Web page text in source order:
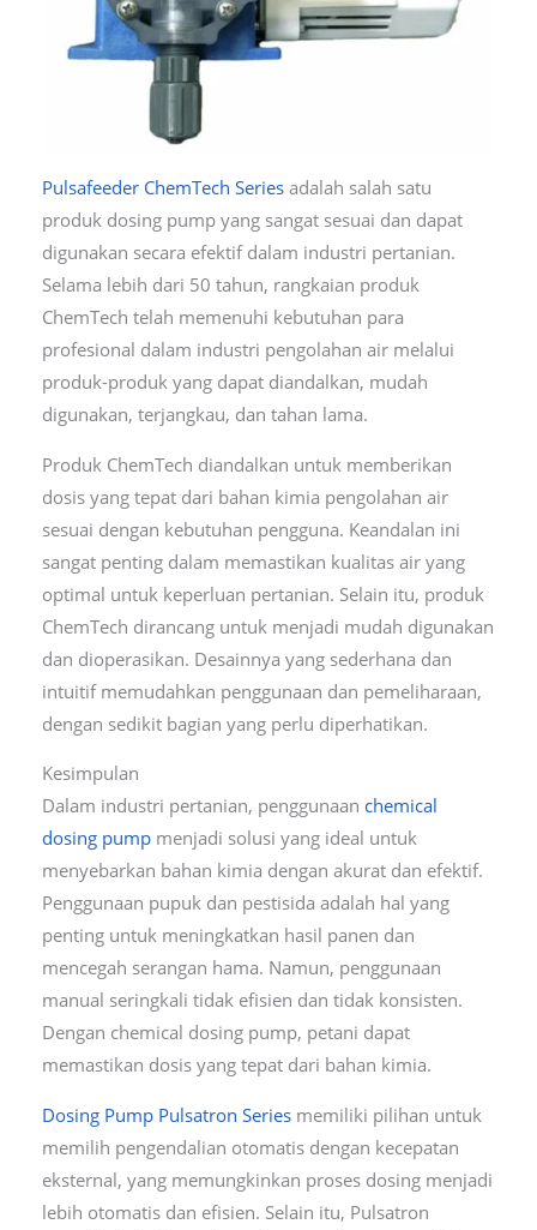
Pulsafeeder ChemTech Seriesadalah salah satu
produk dosing pump yang sangat sesuai dan dapat
digunakan secara efektif dalam industri pertanian.
Selama lebih dari 50 tahun, rangkaian produk
ChemTech telah memenuhi kebutuhan para
profesional dalam industri pengolahan air melalui
produk-produk yang dapat diandalkan, mudah
digunakan, terjangkau, dan tahan lama.
Produk ChemTech diandalkan untuk memberikan
dosis yang tepat dari bahan kimia pengolahan air
sesuai dengan kebutuhan pengguna. Keandalan ini
sangat penting dalam memastikan kualitas air yang
optimal untuk keperluan pertanian. Selain itu, produk
ChemTech dirancang untuk menjadi mudah digunakan
dan dioperasikan. Desainnya yang sederhana dan
intuitif memudahkan penggunaan dan pemeliharaan,
dengan sedikit bagian yang perlu diperhatikan.
Kesimpulan
Dalam industri pertanian, penggunaan chemical
dosing pumpmenjadi solusi yang ideal untuk
menyebarkan bahan kimia dengan akurat dan efektif.
Penggunaan pupuk dan pestisida adalah hal yang
penting untuk meningkatkan hasil panen dan
mencegah serangan hama. Namun, penggunaan
manual seringkali tidak efisien dan tidak konsisten.
Dengan chemical dosing pump, petani dapat
memastikan dosis yang tepat dari bahan kimia.
Dosing Pump Pulsatron Seriesmemiliki pilihan untuk
memilih pengendalian otomatis dengan kecepatan
eksternal, yang memungkinkan proses dosing menjadi
lebih otomatis dan efisien. Selain itu, Pulsatron